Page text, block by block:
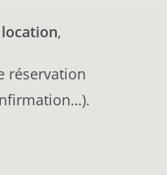
,
réservation